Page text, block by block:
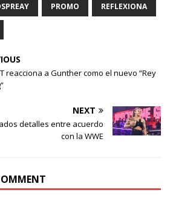
PROMO REFLEXIONA
reacciona a Gunther como el nuevo “Rey
NEXT
detalles entre acuerdo
con la WWE